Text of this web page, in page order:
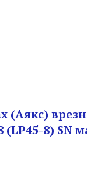
(Аякс)
(LP45-8) SN